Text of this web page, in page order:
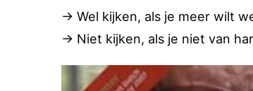
→ Wel kijken, als je meer wilt
→ Niet kijken, als je niet van